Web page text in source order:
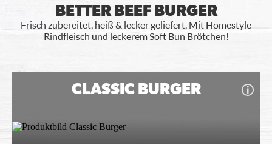
BETTER BEEF BURGER
Frisch zubereitet, heiß & lecker geliefert. Mit Homestyle
Rindfleisch und leckerem Soft Bun Brötchen!
CLASSIC BURGER